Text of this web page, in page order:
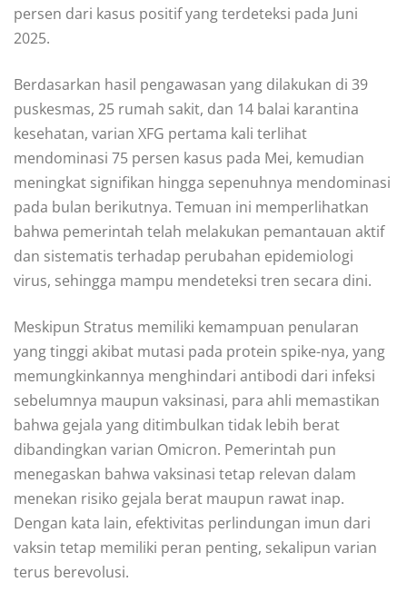
persen dari kasus positif yang terdeteksi pada Juni
2025.
Berdasarkan hasil pengawasan yang dilakukan di 39
puskesmas, 25 rumah sakit, dan 14 balai karantina
kesehatan, varian XFG pertama kali terlihat
mendominasi 75 persen kasus pada Mei, kemudian
meningkat signifikan hingga sepenuhnya mendominasi
pada bulan berikutnya. Temuan ini memperlihatkan
bahwa pemerintah telah melakukan pemantauan aktif
dan sistematis terhadap perubahan epidemiologi
virus, sehingga mampu mendeteksi tren secara dini.
Meskipun Stratus memiliki kemampuan penularan
yang tinggi akibat mutasi pada protein spike-nya, yang
memungkinkannya menghindari antibodi dari infeksi
sebelumnya maupun vaksinasi, para ahli memastikan
bahwa gejala yang ditimbulkan tidak lebih berat
dibandingkan varian Omicron. Pemerintah pun
menegaskan bahwa vaksinasi tetap relevan dalam
menekan risiko gejala berat maupun rawat inap.
Dengan kata lain, efektivitas perlindungan imun dari
vaksin tetap memiliki peran penting, sekalipun varian
terus berevolusi.